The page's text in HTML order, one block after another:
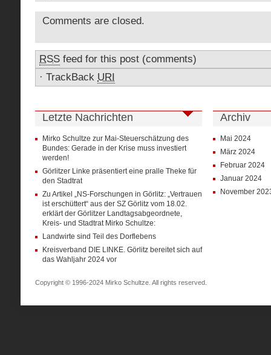
Comments are closed.
RSS feed for this post (comments)
· TrackBack URI
Letzte Nachrichten
Mirko Schultze zur Mai-Steuerschätzung des
Bundes: Gerade in der Krise muss investiert
werden!
Görlitzer Linke präsentiert eine pralle Theke für
den Stadtrat
Zu Artikel „NS-Forschungen in Görlitz: „Vertrauen
ist erschüttert“ aus der SZ Görlitz vom 18.02.
erklärt der Görlitzer Landtagsabgeordnete,
Kreis- und Stadtrat Mirko Schultze:
Landwirte sind Teil des Dorflebens
Kreisverband DIE LINKE. Görlitz bereitet sich auf
das Wahljahr 2024 vor
Archiv
Mai 2024
März 2024
Februar 2024
Januar 2024
November
Copyright © 1996-2024 Mirko Schultze. All rights reserved.